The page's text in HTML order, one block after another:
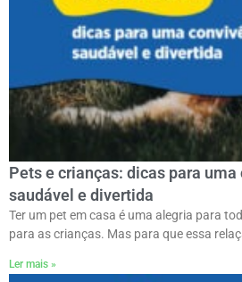
Pets e crianças: dicas para
saudável e divertida
Ter um pet em casa é uma alegria para
para as crianças. Mas para que essa
Ler mais »